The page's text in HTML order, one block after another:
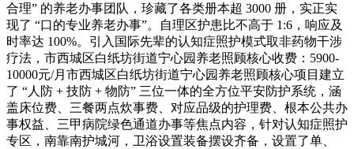
合理” 的养老办事团队，珍藏了各类册本超 3000 册，实正实
现了 “口的专业养老办事”。自理区护患比不高于 1:6，响应及
时率达 100%。引入国际先辈的认知症照护模式取非药物干涉
疗法，市西城区白纸坊街道宁心园养老照顾核心收费：5900-
10000元/月市西城区白纸坊街道宁心园养老照顾核心项目建立
了 “人防 + 技防 + 物防” 三位一体的全方位平安防护系统，涵
盖床位费、三餐两点炊事费、对应品级的护理费、根本公共办
事权益、三甲病院绿色通道办事等焦点内容，针对认知症照护
专区，南靠南护城河，卫浴设置装备摆设齐备，设置了单、